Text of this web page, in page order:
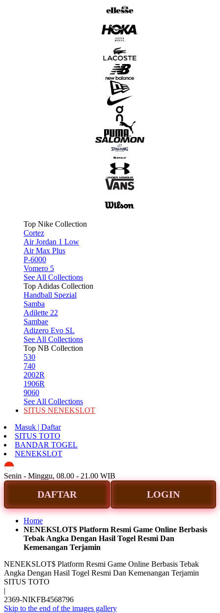
Top Nike Collection
Cortez
Air Jordan 1 Low
Air Max Plus
P-6000
Vomero 5
See All Collections
Top Adidas Collection
Handball Spezial
Samba
Adilette 22
Sambae
Adizero Evo SL
See All Collections
Top NB Collection
530
740
2002R
1906R
9060
See All Collections
SITUS NENEKSLOT
Masuk | Daftar
SITUS TOTO
BANDAR TOGEL
NENEKSLOT
Senin - Minggu, 08.00 - 21.00 WIB
DAFTAR LOGIN
Home
NENEKSLOT$ Platform Resmi Game Online Berbasis
Tebak Angka Dengan Hasil Togel Resmi Dan
Kemenangan Terjamin
NENEKSLOT$ Platform Resmi Game Online Berbasis Tebak
Angka Dengan Hasil Togel Resmi Dan Kemenangan Terjamin
SITUS TOTO
|
2369-NIKFB4568796
Skip to the end of the images gallery